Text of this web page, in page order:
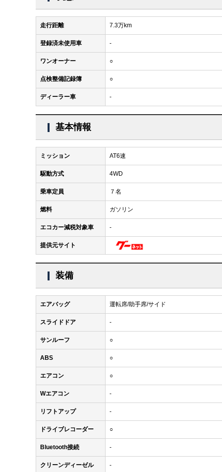
走行距離 7.3万km
登録済未使用車 -
ワンオーナー ○
点検整備記録簿 ○
ディーラー車 -
基本情報
ミッション AT6速
駆動方式 4WD
乗車定員 ７名
燃料 ガソリン
エコカー減税対象車 -
提供元サイト
装備
エアバッグ 運転席/助手席/サイド
スライドドア -
サンルーフ ○
ABS ○
エアコン ○
Wエアコン -
リフトアップ -
ドライブレコーダー ○
Bluetooth接続 -
クリーンディーゼル -